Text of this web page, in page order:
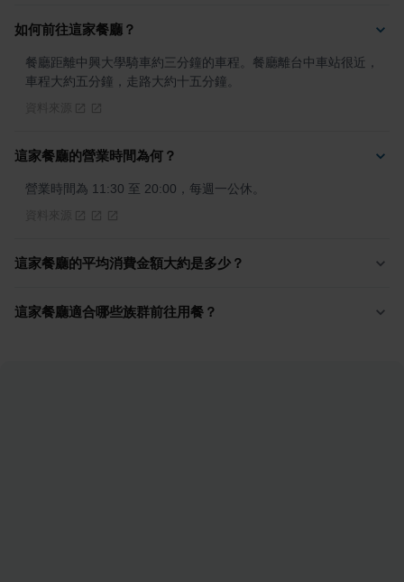
如何前往這家餐廳？
餐廳距離中興大學騎車約三分鐘的車程。餐廳離台中車站很近，
車程大約五分鐘，走路大約十五分鐘。
這家餐廳的營業時間為何？
營業時間為 11:30 至 20:00，每週一公休。
這家餐廳的平均消費金額大約是多少？
這家餐廳適合哪些族群前往用餐？